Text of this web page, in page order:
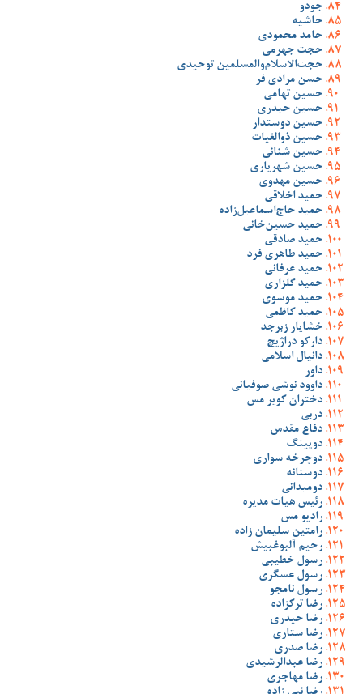
جودو
حاشیه
حامد محمودی
حجت جهرمی
حجت‌الاسلام‌والمسلمین توحیدی
حسن مرادی فر
حسین تهامی
حسین حیدری
حسین دوستدار
حسین ذوالغیاث
حسین شنانی
حسین شهریاری
حسین مهدوی
حمید اخلاقی
حمید حاج‌اسماعیل‌زاده
حمید حسین‌خانی
حمید صادقی
حمید طاهری فرد
حمید عرفانی
حمید گلزاری
حمید موسوی
حمید کاظمی
خشایار زبرجد
دارکو دراژیچ
دانیال اسلامی
داور
داوود نوشی صوفیانی
دختران کویر مس
دربی
دفاع مقدس
دوپینگ
دوچرخه سواری
دوستانه
دومیدانی
رئیس هیات مدیره
رادیو مس
رامتین سلیمان زاده
رحیم آلبوغبیش
رسول خطیبی
رسول عسگری
رسول نامجو
رضا ترکزاده
رضا حیدری
رضا ستاری
رضا صدری
رضا عبدالرشیدی
رضا مهاجری